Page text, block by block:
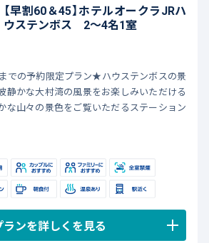
【早割60＆45】ホテルオークラJRハ
ウステンボス 2～4名1室
での予約限定プラン★ハウステンボスの景
静かな大村湾の風景をお楽しみいただける
な山々の景色をご覧いただるステーション
ランを詳しくを見る